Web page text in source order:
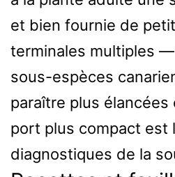
et bien fournie de
terminales multiples
sous-espèces
paraître plus élancées
port plus compact est
diagnostiques de la